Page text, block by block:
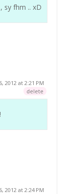
sy fhm .. xD
2012 at 2:21 PM
delete
2012 at 2:24 PM